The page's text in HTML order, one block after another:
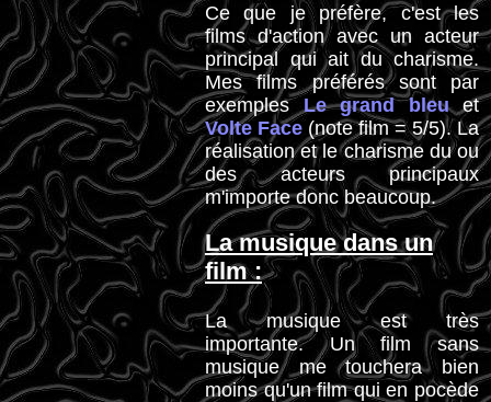
Ce que je préfère, c'est les
films d'action avec un acteur
principal qui ait du charisme.
Mes films préférés sont par
exemplesLe grand bleuet
Volte Face(note film = 5/5). La
réalisation et le charisme du ou
des acteurs principaux
m'importe donc beaucoup.
La musique dans un
film :
La musique est très
importante. Un film sans
musique me touchera bien
moins qu'un film qui en pocède